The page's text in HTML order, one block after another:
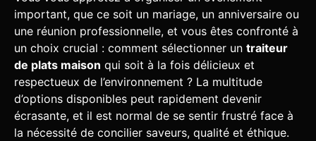
important, que ce soit un mariage, un anniversaire ou
une réunion professionnelle, et vous êtes confronté à
un choix crucial : comment sélectionner un traiteur
de plats maison qui soit à la fois délicieux et
respectueux de l’environnement ? La multitude
d’options disponibles peut rapidement devenir
écrasante, et il est normal de se sentir frustré face à
la nécessité de concilier saveurs, qualité et éthique.